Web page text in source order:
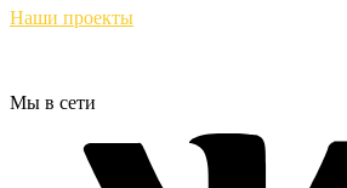
Наши проекты
Мы в сети